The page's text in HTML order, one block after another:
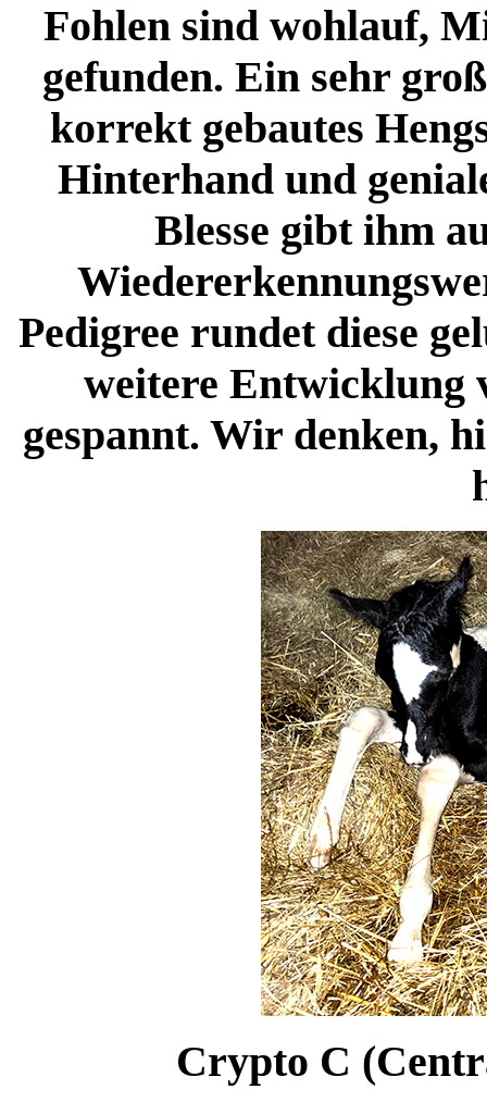
Fohlen sind wohlauf,
gefunden. Ein sehr
korrekt gebautes
Hinterhand und
Blesse gibt ihm
Pedigree rundet diese
weitere Entwicklung
gespannt. Wir denken,
Crypto C